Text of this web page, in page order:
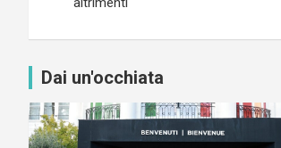
Dai un'occhiata